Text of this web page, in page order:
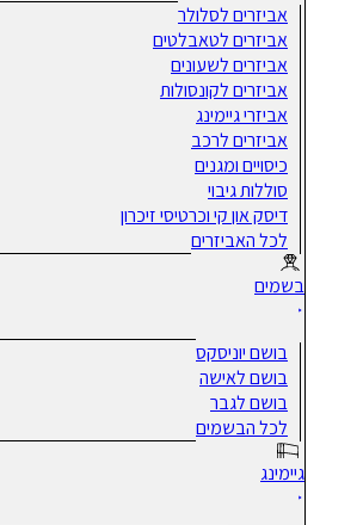
אביזרים לסלולר
אביזרים לטאבלטים
אביזרים לשעונים
אביזרים לקונסולות
אביזרי גיימינג
אביזרים לרכב
כיסויים ומגנים
סוללות גיבוי
דיסק און קי וכרטיסי זיכרון
לכל האביזרים
בשמים
בושם יוניסקס
בושם לאישה
בושם לגבר
לכל הבשמים
גיימינג